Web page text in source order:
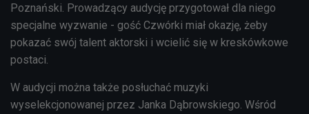
Poznański. Prowadzący audycję przygotował dla niego
specjalne wyzwanie - gość Czwórki miał okazję, żeby
pokazać swój talent aktorski i wcielić się w kreskówkowe
postaci.
W audycji można także posłuchać muzyki
wyselekcjonowanej przez Janka Dąbrowskiego. Wśród